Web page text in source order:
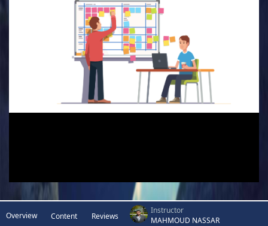
Overview Content Reviews
Instructor
MAHMOUD NASSAR